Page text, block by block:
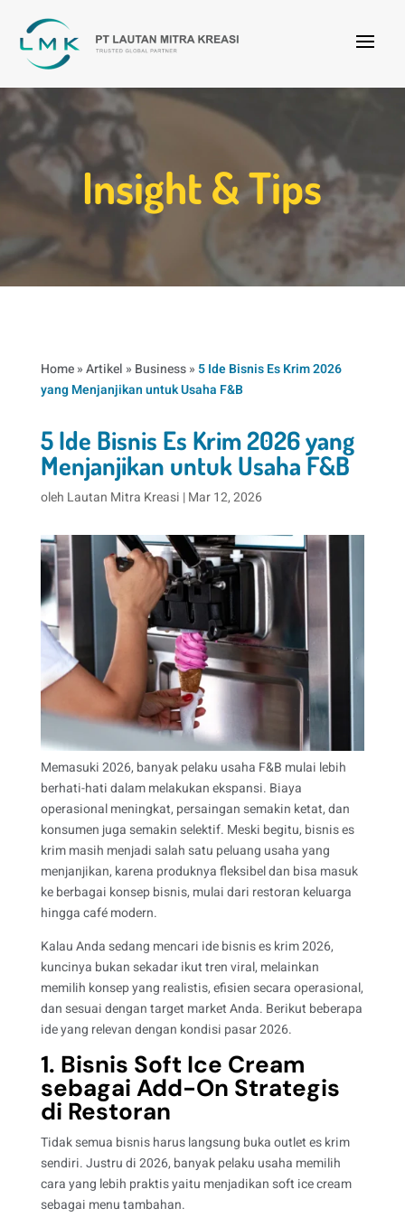
Insight & Tips
Home»Artikel » Business» 5 Ide Bisnis Es Krim 2026
yang Menjanjikan untuk Usaha F&B
5 Ide Bisnis Es Krim 2026 yang
Menjanjikan untuk Usaha F&B
oleh Lautan Mitra Kreasi |Mar 12, 2026
Memasuki 2026, banyak pelaku usaha F&B mulai lebih
berhati-hati dalam melakukan ekspansi. Biaya
operasional meningkat, persaingan semakin ketat, dan
konsumen juga semakin selektif. Meski begitu, bisnis es
krim masih menjadi salah satu peluang usaha yang
menjanjikan, karena produknya fleksibel dan bisa masuk
ke berbagai konsep bisnis, mulai dari restoran keluarga
hingga café modern.
Kalau Anda sedang mencari ide bisnis es krim 2026,
kuncinya bukan sekadar ikut tren viral, melainkan
memilih konsep yang realistis, efisien secara operasional,
dan sesuai dengan target market Anda. Berikut beberapa
ide yang relevan dengan kondisi pasar 2026.
1. Bisnis Soft Ice Cream
sebagai Add-On Strategis
di Restoran
Tidak semua bisnis harus langsung buka outlet es krim
sendiri. Justru di 2026, banyak pelaku usaha memilih
cara yang lebih praktis yaitu menjadikan soft ice cream
sebagai menu tambahan.